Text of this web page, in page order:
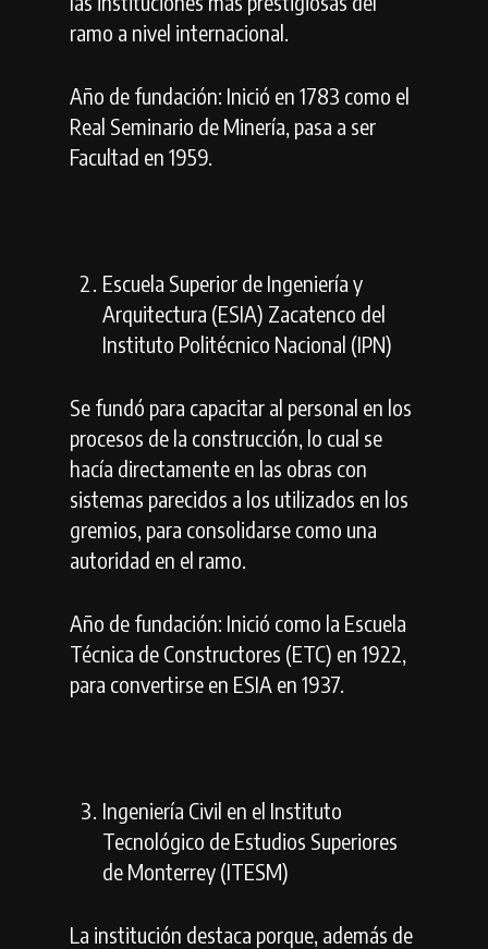
ramo a nivel internacional.
Año de fundación: Inició en 1783 como el
Real Seminario de Minería, pasa a ser
Facultad en 1959.
Escuela Superior de Ingeniería y
Arquitectura (ESIA) Zacatenco del
Instituto Politécnico Nacional (IPN)
Se fundó para capacitar al personal en los
procesos de la construcción, lo cual se
hacía directamente en las obras con
sistemas parecidos a los utilizados en los
gremios, para consolidarse como una
autoridad en el ramo.
Año de fundación: Inició como la Escuela
Técnica de Constructores (ETC) en 1922,
para convertirse en ESIA en 1937.
Ingeniería Civil en el Instituto
Tecnológico de Estudios Superiores
de Monterrey (ITESM)
La institución destaca porque, además de